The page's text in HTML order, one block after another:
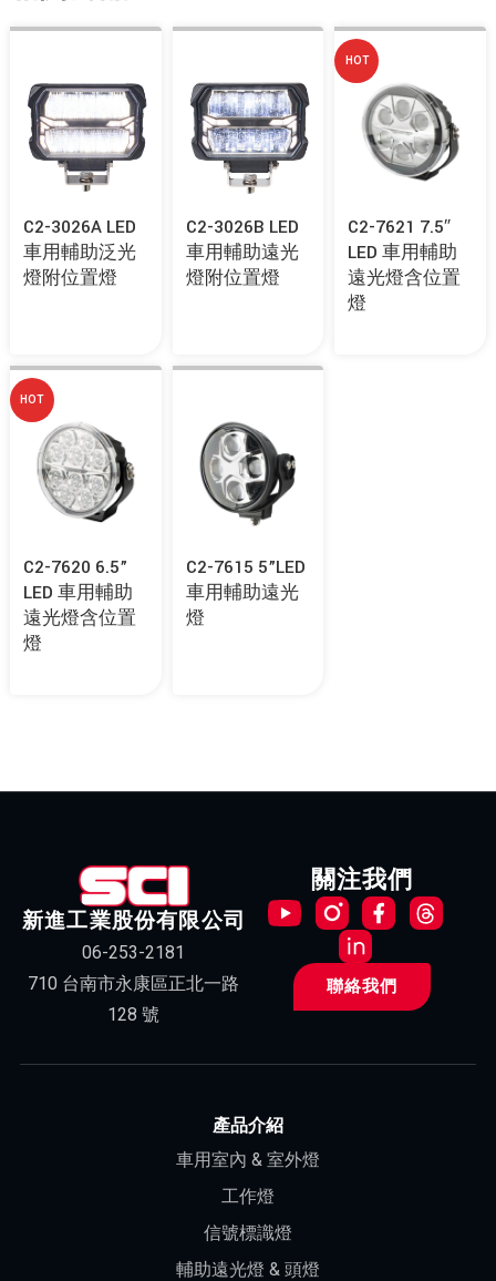
C2-3026A LED
車用輔助泛光
燈附位置燈
C2-3026B LED
車用輔助遠光
燈附位置燈
HOT
C2-7621 7.5″
LED 車用輔助
遠光燈含位置
燈
HOT
C2-7620 6.5”
LED 車用輔助
遠光燈含位置
燈
C2-7615 5”LED
車用輔助遠光
燈
新進工業股份有限公司
06-253-2181
710 台南市永康區正北一路
128 號
關注我們
聯絡我們
產品介紹
車用室內 & 室外燈
工作燈
信號標識燈
輔助遠光燈 & 頭燈